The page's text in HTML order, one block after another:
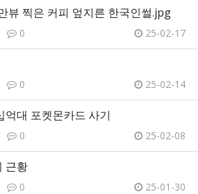
뷰 찍은 커피 엎지른 한국인썰.jpg
0 25-02-17
0 25-02-14
억대 포켓몬카드 사기
0 25-02-08
근황
0 25-01-30